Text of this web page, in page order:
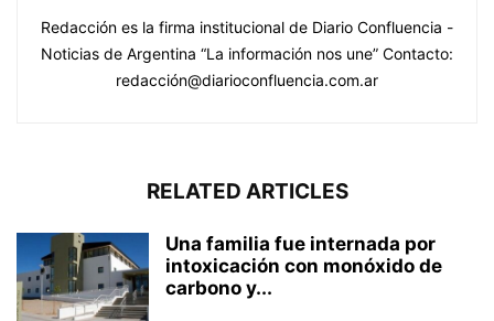
Redacción es la firma institucional de Diario Confluencia -
Noticias de Argentina “La información nos une” Contacto:
redacción@diarioconfluencia.com.ar
RELATED ARTICLES
Una familia fue internada por
intoxicación con monóxido de
carbono y...